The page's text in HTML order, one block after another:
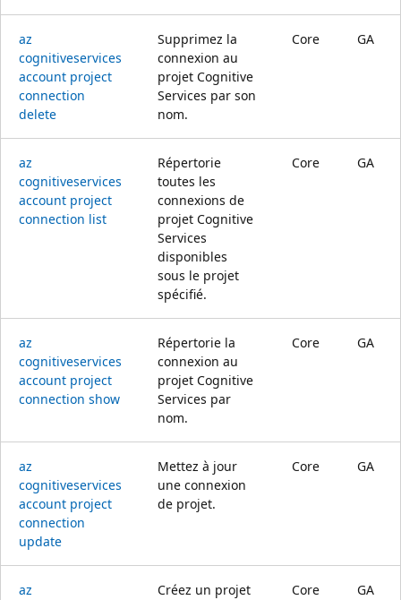
az
cognitiveservices
account project
connection
delete
Supprimez la
connexion au
projet Cognitive
Services par son
nom.
Core GA
az
cognitiveservices
account project
connection list
Répertorie
toutes les
connexions de
projet Cognitive
Services
disponibles
sous le projet
spécifié.
Core GA
az
cognitiveservices
account project
connection show
Répertorie la
connexion au
projet Cognitive
Services par
nom.
Core GA
az
cognitiveservices
account project
connection
update
Mettez à jour
une connexion
de projet.
Core GA
az
Créez un projet
Core GA